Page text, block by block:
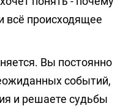
всё происходящее
Вы постоянно
событий,
и решаете судьбы